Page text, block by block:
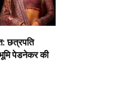
छत्रपति
पेडनेकर की